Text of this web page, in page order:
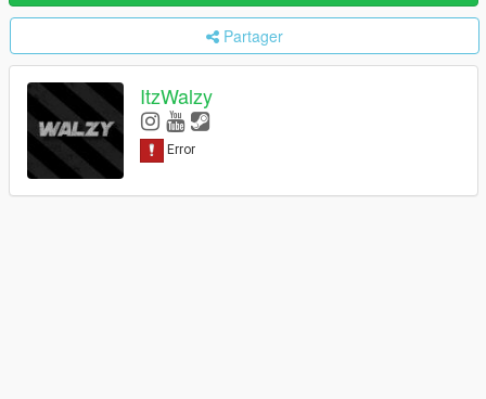
Partager
ItzWalzy